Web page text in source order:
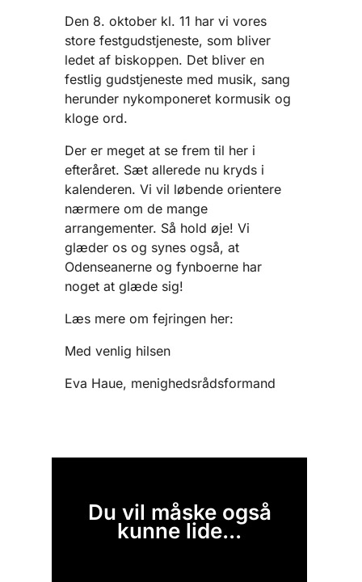
Den 8. oktober kl. 11 har vi vores
store festgudstjeneste, som bliver
ledet af biskoppen. Det bliver en
festlig gudstjeneste med musik, sang
herunder nykomponeret kormusik og
kloge ord.
Der er meget at se frem til her i
efteråret. Sæt allerede nu kryds i
kalenderen. Vi vil løbende orientere
nærmere om de mange
arrangementer. Så hold øje! Vi
glæder os og synes også, at
Odenseanerne og fynboerne har
noget at glæde sig!
Læs mere om fejringen her:
Med venlig hilsen
Eva Haue, menighedsrådsformand
Du vil måske også
kunne lide...